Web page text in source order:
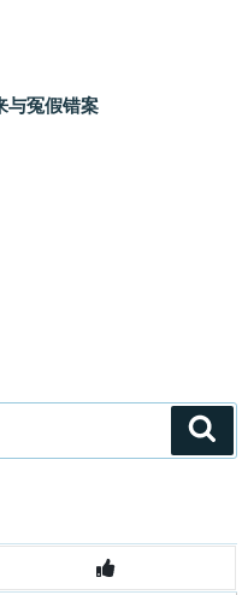
与冤假错案